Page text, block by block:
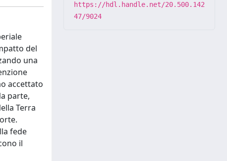
del
una
accettato
parte,
Terra
fede
il
https://hdl.handle.net/20.500.142
47/9024